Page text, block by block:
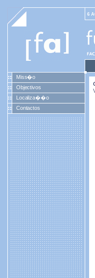
6
Miss�o
Objectivos
Localiza��o
Contactos